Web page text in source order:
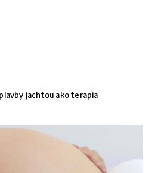
jachtou ako terapia